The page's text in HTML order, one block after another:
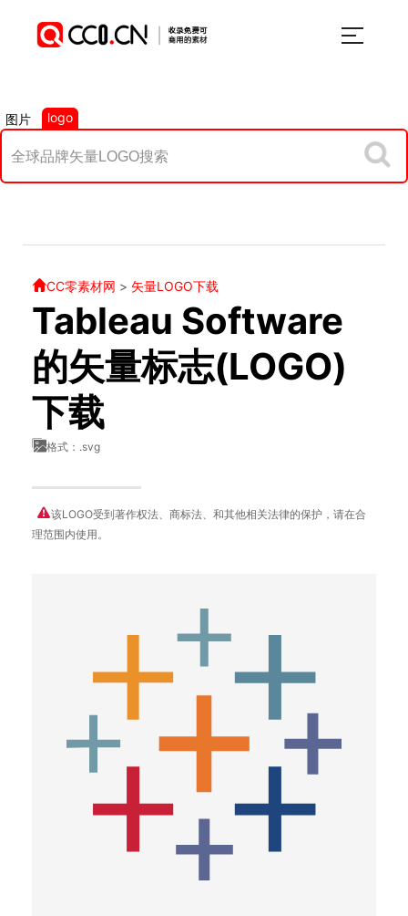
图片 logo
CC零素材网 > 矢量LOGO下载
Tableau Software
的矢量标志(LOGO)
下载
格式：.svg
该LOGO受到著作权法、商标法、和其他相关法律的保护，请在合
理范围内使用。